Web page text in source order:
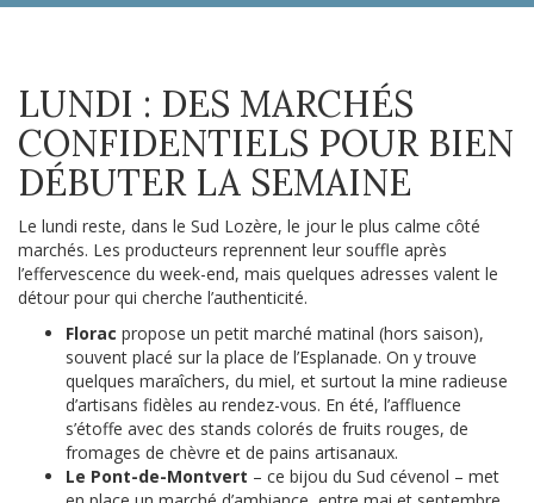
LUNDI : DES MARCHÉS
CONFIDENTIELS POUR BIEN
DÉBUTER LA SEMAINE
Le lundi reste, dans le Sud Lozère, le jour le plus calme côté
marchés. Les producteurs reprennent leur souffle après
l’effervescence du week-end, mais quelques adresses valent le
détour pour qui cherche l’authenticité.
Florac propose un petit marché matinal (hors saison),
souvent placé sur la place de l’Esplanade. On y trouve
quelques maraîchers, du miel, et surtout la mine radieuse
d’artisans fidèles au rendez-vous. En été, l’affluence
s’étoffe avec des stands colorés de fruits rouges, de
fromages de chèvre et de pains artisanaux.
Le Pont-de-Montvert – ce bijou du Sud cévenol – met